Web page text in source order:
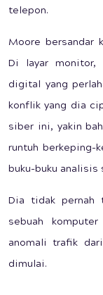
telepon.
Moore bersandar
Di layar monitor,
digital yang
konflik yang dia
siber ini, yakin
runtuh berkeping-
buku-buku analisis
Dia tidak pernah
sebuah
anomali trafik
dimulai.